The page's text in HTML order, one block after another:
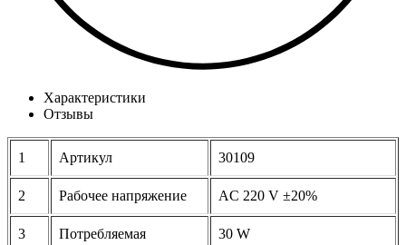
Характеристики
Отзывы
1 Артикул 30109
2 Рабочее напряжение AC 220 V ±20%
3
Потребляемая
30 W